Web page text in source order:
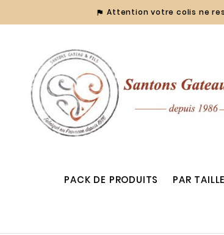
 Attention votre colis ne
PACK DE PRODUITS PAR TAILLE